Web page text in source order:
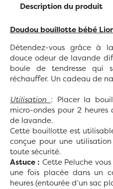
Description du produit
Doudou bouillotte bébé
Détendez-vous grâce à
douce odeur de lavande
boule de tendresse qui
réchauffer. Un cadeau de
Utilisation : Placer la
micro-ondes pour 2
de lavande.
Cette bouillotte est
conçue pour une
toute sécurité.
Astuce : Cette Peluche
une fois placée dans un
heures (entourée d’un sac